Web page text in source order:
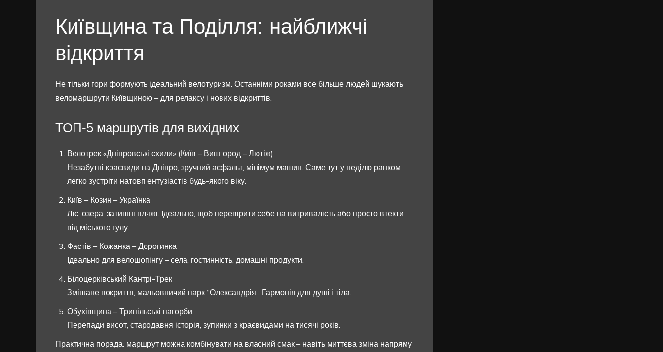
Київщина та Поділля: найближчі
відкриття
Не тільки гори формують ідеальний велотуризм. Останніми роками все більше людей шукають
веломаршрути Київщиною – для релаксу і нових відкриттів.
ТОП-5 маршрутів для вихідних
Велотрек «Дніпровські схили» (Київ – Вишгород – Лютіж)
Незабутні краєвиди на Дніпро, зручний асфальт, мінімум машин. Саме тут у неділю ранком
легко зустріти натовп ентузіастів будь-якого віку.
Київ – Козин – Українка
Ліс, озера, затишні пляжі. Ідеально, щоб перевірити себе на витривалість або просто втекти
від міського гулу.
Фастів – Кожанка – Дорогинка
Ідеально для велошопінгу – села, гостинність, домашні продукти.
Білоцерківський Кантрі-Трек
Змішане покриття, мальовничий парк “Олександрія”. Гармонія для душі і тіла.
Обухівщина – Трипільські пагорби
Перепади висот, стародавня історія, зупинки з краєвидами на тисячі років.
Практична порада: маршрут можна комбінувати на власний смак – навіть миттєва зміна напряму